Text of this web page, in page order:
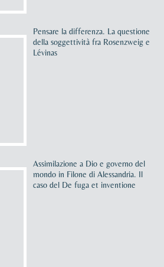
Pensare la differenza. La questione
della soggettività fra Rosenzweig e
Lévinas
Assimilazione a Dio e governo del
mondo in Filone di Alessandria. Il
caso del De fuga et inventione